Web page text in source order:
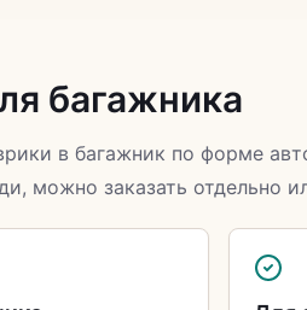
багажника
в багажник по форме
можно заказать отдельно